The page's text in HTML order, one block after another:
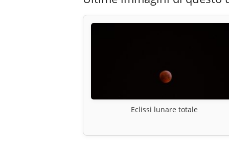
Eclissi lunare totale